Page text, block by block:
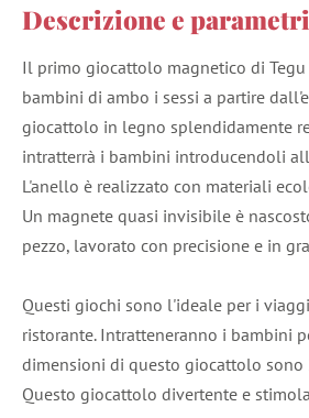
Descrizione e parametri
Il primo giocattolo magnetico di Tegu
bambini di ambo i sessi a partire
giocattolo in legno splendidamente
intratterrà i bambini introducendoli
L'anello è realizzato con materiali
Un magnete quasi invisibile è
pezzo, lavorato con precisione e in
Questi giochi sono l'ideale per i
ristorante. Intratteneranno i bambini
dimensioni di questo giocattolo sono
Questo giocattolo divertente e